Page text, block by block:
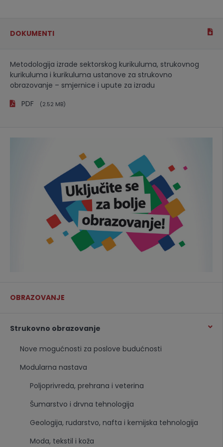
DOKUMENTI
Metodologija izrade sektorskog kurikuluma, strukovnog
kurikuluma i kurikuluma ustanove za strukovno
obrazovanje – smjernice i upute za izradu
PDF
(2.52 MB)
OBRAZOVANJE
Strukovno obrazovanje
Nove mogućnosti za poslove budućnosti
Modularna nastava
Poljoprivreda, prehrana i veterina
Šumarstvo i drvna tehnologija
Geologija, rudarstvo, nafta i kemijska tehnologija
Moda, tekstil i koža